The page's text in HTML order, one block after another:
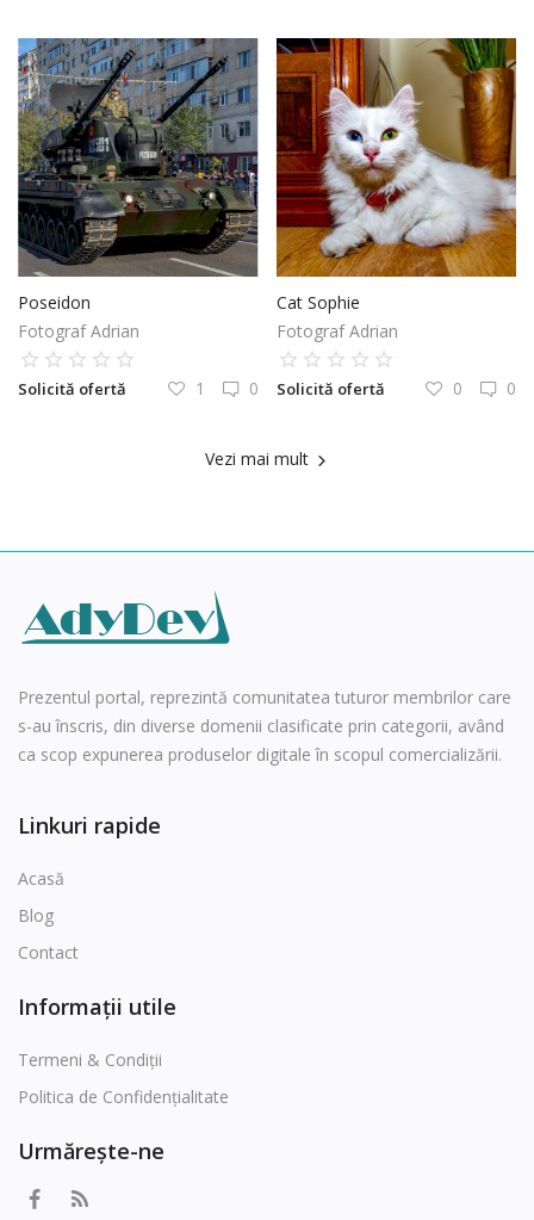
Poseidon
Fotograf Adrian
Solicită ofertă 0
1
Cat Sophie
Fotograf Adrian
Solicită ofertă 0
0
Vezi mai mult
Prezentul portal, reprezintă comunitatea tuturor membrilor care
s-au înscris, din diverse domenii clasificate prin categorii, având
ca scop expunerea produselor digitale în scopul comercializării.
Linkuri rapide
Acasă
Blog
Contact
Informații utile
Termeni & Condiții
Politica de Confidențialitate
Urmărește-ne